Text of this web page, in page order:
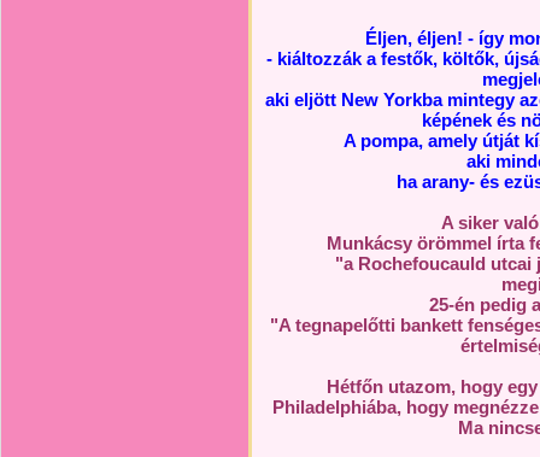
Éljen, éljen! - így
- kiáltozzák a festők, költők,
aki eljött New Yorkba mintegy
képének és
A pompa, amely útját
aki
ha arany- és
A siker
Munkácsy örömmel írta
"a Rochefoucauld utcai
25-én pedig
"A tegnapelőtti bankett
Hétfőn utazom, hogy
Philadelphiába, hogy
Ma